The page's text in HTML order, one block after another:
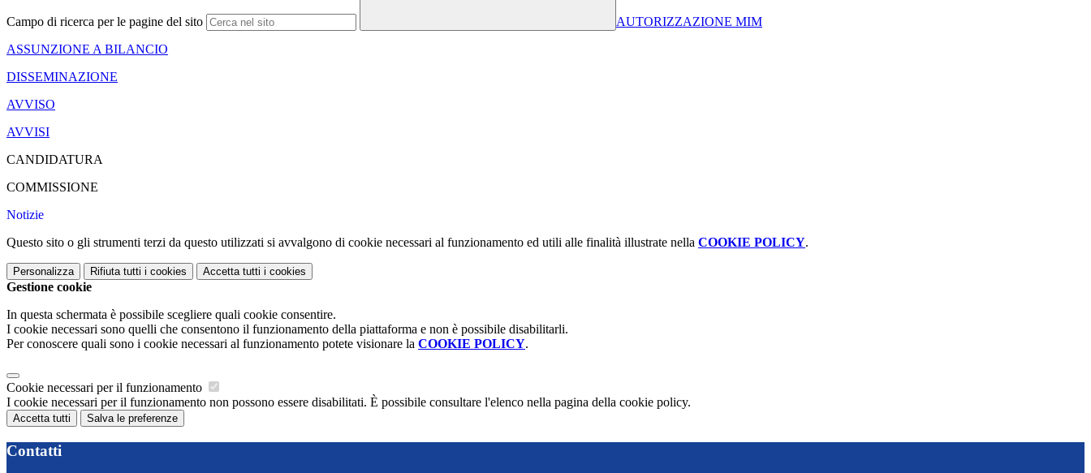
Campo di ricerca per le pagine del sito
AUTORIZZAZIONE MIM
ASSUNZIONE A BILANCIO
DISSEMINAZIONE
AVVISO
AVVISI
CANDIDATURA
COMMISSIONE
Notizie
Questo sito o gli strumenti terzi da questo utilizzati si avvalgono di cookie necessari al funzionamento ed utili alle finalità illustrate nella COOKIE POLICY.
Personalizza Rifiuta tutti i cookies Accetta tutti i cookies
Gestione cookie
In questa schermata è possibile scegliere quali cookie consentire.
I cookie necessari sono quelli che consentono il funzionamento della piattaforma e non è possibile disabilitarli.
Per conoscere quali sono i cookie necessari al funzionamento potete visionare la COOKIE POLICY.
Cookie necessari per il funzionamento
I cookie necessari per il funzionamento non possono essere disabilitati. È possibile consultare l'elenco nella pagina della cookie policy.
Accetta tutti Salva le preferenze
Contatti